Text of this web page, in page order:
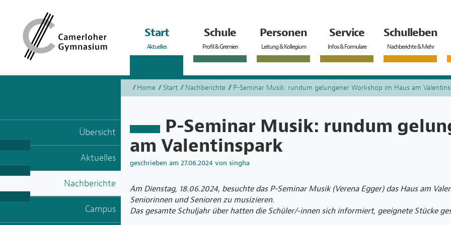
Start
Aktuelles
Schule
Profil & Gremien
Personen
Leitung & Kollegium
Service
Infos & Formulare
Schulleben
Nachberichte & Mehr
Übersicht
Aktuelles
Nachberichte
Campus
Home Start Nachberichte P-Seminar Musik: rundum gelungener Workshop im Haus am
P-Seminar Musik: rundum
am Valentinspark
geschrieben am 27.06.2024 von singha
Am Dienstag, 18.06.2024, besuchte das P-Seminar Musik (Verena Egger) das Haus am
Seniorinnen und Senioren zu musizieren.
Das gesamte Schuljahr über hatten die Schüler/-innen sich informiert, geeignete Stücke